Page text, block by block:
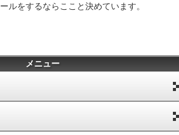
ルをするならここと決めています。
メニュー